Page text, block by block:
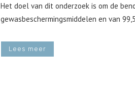
Het doel van dit onderzoek is om de
gewasbeschermingsmiddelen en van
Lees meer